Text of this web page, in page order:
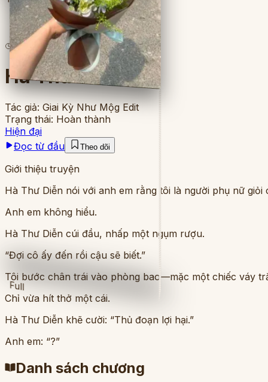
Full
5lượt đọc· 4chương
Hà Thư Diễm
Tác giả: Giai Kỳ Như Mộg Edit
Trạng thái: Hoàn thành
Hiện đại
Đọc từ đầu
Theo dõi
Giới thiệu truyện
Hà Thư Diễn nói với anh em rằng tôi là người phụ nữ giỏi
Anh em không hiểu.
Hà Thư Diễn cúi đầu, nhấp một ngụm rượu.
“Đợi cô ấy đến rồi cậu sẽ biết.”
Tôi bước chân trái vào phòng bao—mặc một chiếc váy
Chỉ vừa hít thở một cái.
Hà Thư Diễn khẽ cười: “Thủ đoạn lợi hại.”
Anh em: “?”
Danh sách chương